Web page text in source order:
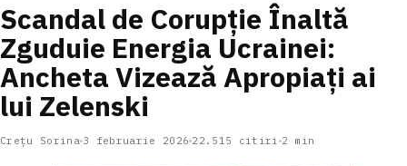
Scandal de Corupție Înaltă
Zguduie Energia Ucrainei:
Ancheta Vizează Apropiați ai
lui Zelenski
Crețu Sorina 3 februarie 2026 22.515 citiri 2 min